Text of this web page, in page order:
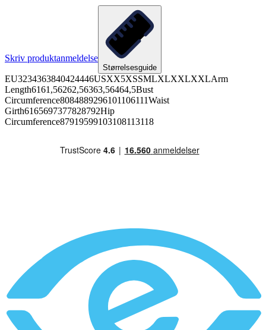
Skriv produktanmeldelse
Størrelsesguide
EU3234363840424446USXX5XSSMLXLXXLXXLArm
Length6161,56262,56363,56464,5Bust
Circumference8084889296101106111Waist
Girth6165697377828792Hip
Circumference87919599103108113118